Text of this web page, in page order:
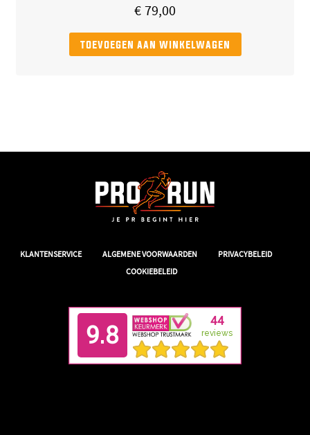
€ 79,00
toevoegen aan winkelwagen
KLANTENSERVICE ALGEMENE VOORWAARDEN PRIVACYBELEID
COOKIEBELEID